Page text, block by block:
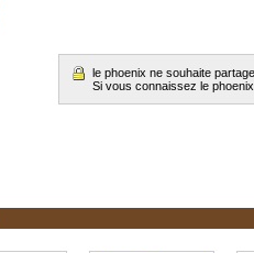
le phoenix ne souhaite
Si vous connaissez le